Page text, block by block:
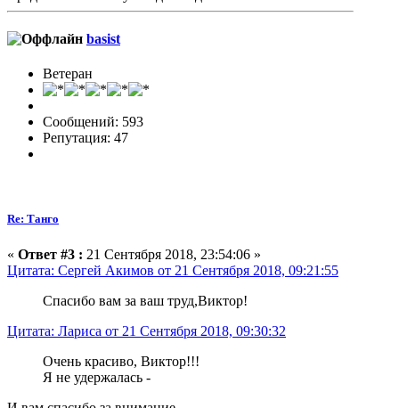
basist
Ветеран
Сообщений: 593
Репутация: 47
Re: Танго
« Ответ #3 : 21 Сентября 2018, 23:54:06 »
Цитата: Сергей Акимов от 21 Сентября 2018, 09:21:55
Спасибо вам за ваш труд,Виктор!
Цитата: Лариса от 21 Сентября 2018, 09:30:32
Очень красиво, Виктор!!!
Я не удержалась -